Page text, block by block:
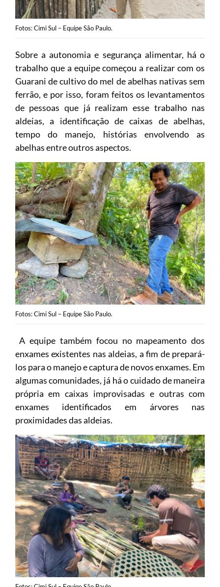
Fotos: Cimi Sul – Equipe São Paulo.
Sobre a autonomia e segurança alimentar, há o
trabalho que a equipe começou a realizar com os
Guarani de cultivo do mel de abelhas nativas sem
ferrão, e por isso, foram feitos os levantamentos
de pessoas que já realizam esse trabalho nas
aldeias, a identificação de caixas de abelhas,
tempo do manejo, histórias envolvendo as
abelhas entre outros aspectos.
Fotos: Cimi Sul – Equipe São Paulo.
A equipe também focou no mapeamento dos
enxames existentes nas aldeias, a fim de prepará-
los para o manejo e captura de novos enxames. Em
algumas comunidades, já há o cuidado de maneira
própria em caixas improvisadas e outras com
enxames identificados em árvores nas
proximidades das aldeias.